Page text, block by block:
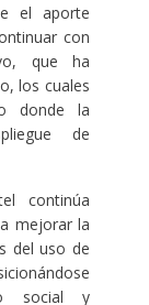
el aporte
con
que ha
los cuales
donde la
de
continúa
mejorar la
del uso de
social y